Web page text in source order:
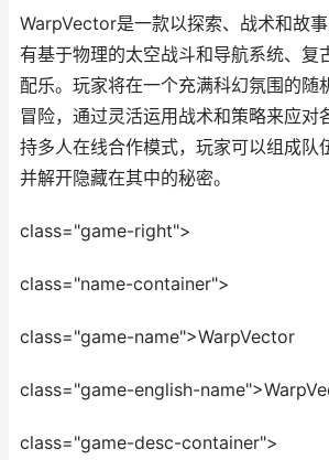
WarpVector是一款以探索、战术和故
有基于物理的太空战斗和导航系统、复
配乐。玩家将在一个充满科幻氛围的随
冒险，通过灵活运用战术和策略来应对
持多人在线合作模式，玩家可以组成队
并解开隐藏在其中的秘密。
class="game-right">
class="name-container">
class="game-name">WarpVector
class="game-english-
class="game-desc-container">